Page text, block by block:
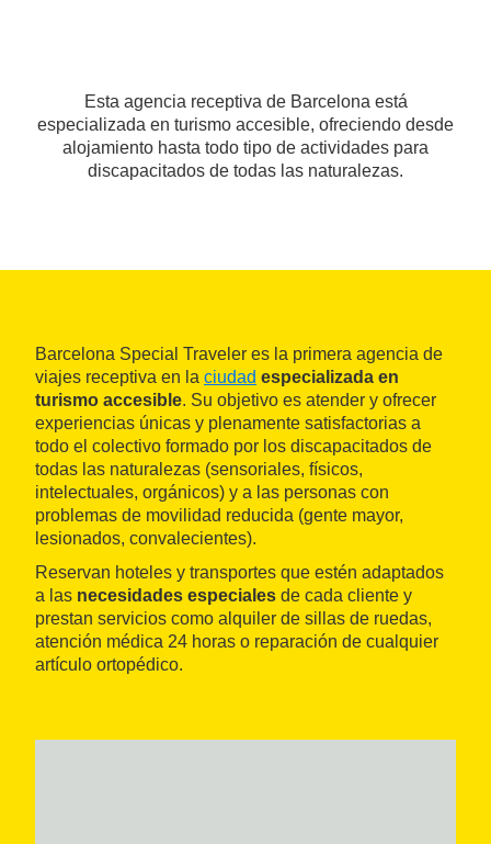
Esta agencia receptiva de Barcelona está
especializada en turismo accesible, ofreciendo desde
alojamiento hasta todo tipo de actividades para
discapacitados de todas las naturalezas.
Barcelona Special Traveler es la primera agencia de
viajes receptiva en la ciudad especializada en
turismo accesible. Su objetivo es atender y ofrecer
experiencias únicas y plenamente satisfactorias a
todo el colectivo formado por los discapacitados de
todas las naturalezas (sensoriales, físicos,
intelectuales, orgánicos) y a las personas con
problemas de movilidad reducida (gente mayor,
lesionados, convalecientes).
Reservan hoteles y transportes que estén adaptados
a las necesidades especiales de cada cliente y
prestan servicios como alquiler de sillas de ruedas,
atención médica 24 horas o reparación de cualquier
artículo ortopédico.